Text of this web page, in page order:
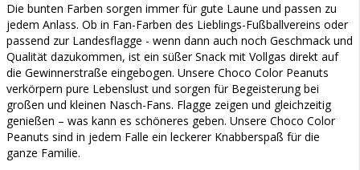
Die bunten Farben sorgen immer für gute Laune und passen zu
jedem Anlass. Ob in Fan-Farben des Lieblings-Fußballvereins oder
passend zur Landesflagge - wenn dann auch noch Geschmack und
Qualität dazukommen, ist ein süßer Snack mit Vollgas direkt auf
die Gewinnerstraße eingebogen. Unsere Choco Color Peanuts
verkörpern pure Lebenslust und sorgen für Begeisterung bei
großen und kleinen Nasch-Fans. Flagge zeigen und gleichzeitig
genießen – was kann es schöneres geben. Unsere Choco Color
Peanuts sind in jedem Falle ein leckerer Knabberspaß für die
ganze Familie.